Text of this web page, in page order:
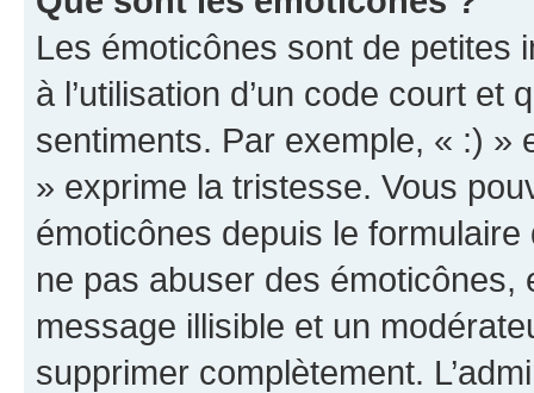
Les émoticônes sont de petites
à l’utilisation d’un code court et
sentiments. Par exemple, « :) »
» exprime la tristesse. Vous
émoticônes depuis le
ne pas abuser des
message illisible et un
supprimer complètement.